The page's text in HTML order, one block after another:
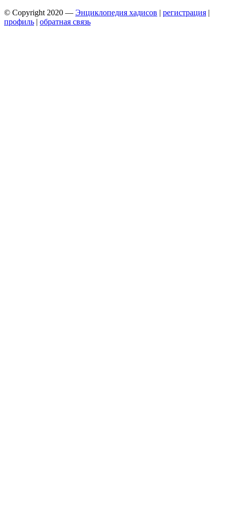
© Copyright 2020 — Энциклопедия хадисов | регистрация |
профиль | обратная связь